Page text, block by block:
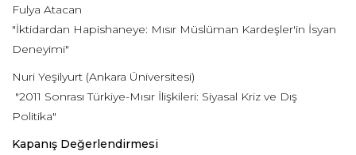
Fulya Atacan
"İktidardan Hapishaneye: Mısır Müslüman Kardeşler'in İsyan
Deneyimi"
Nuri Yeşilyurt (Ankara Üniversitesi)
"2011 Sonrası Türkiye-Mısır İlişkileri: Siyasal Kriz ve Dış
Politika"
Kapanış Değerlendirmesi